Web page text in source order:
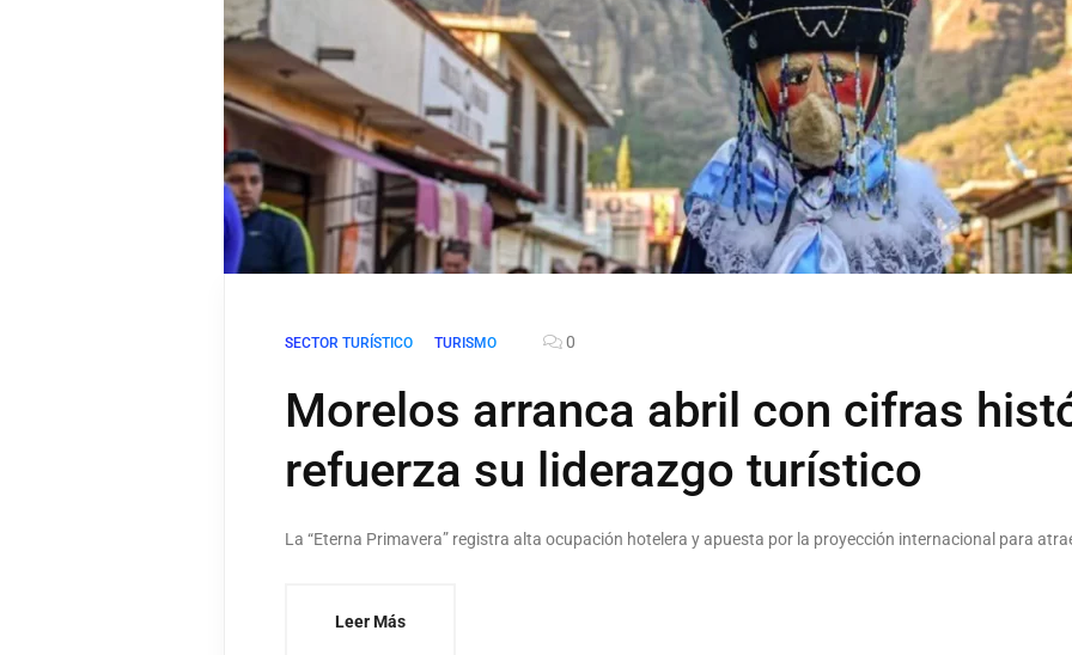
SECTOR TURÍSTICO TURISMO 0
Morelos arranca abril con cifras
refuerza su liderazgo turístico
La “Eterna Primavera” registra alta ocupación hotelera y apuesta por la proyección internacional para
Leer Más